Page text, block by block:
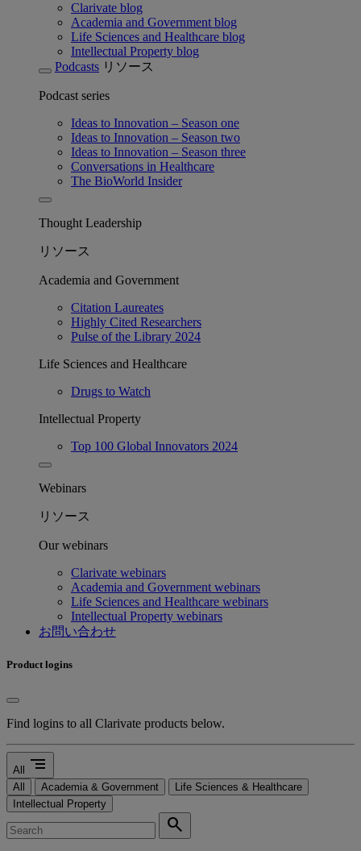
Clarivate blog
Academia and Government blog
Life Sciences and Healthcare blog
Intellectual Property blog
Podcasts リソース
Podcast series
Ideas to Innovation – Season one
Ideas to Innovation – Season two
Ideas to Innovation – Season three
Conversations in Healthcare
The BioWorld Insider
Thought Leadership
リソース
Academia and Government
Citation Laureates
Highly Cited Researchers
Pulse of the Library 2024
Life Sciences and Healthcare
Drugs to Watch
Intellectual Property
Top 100 Global Innovators 2024
Webinars
リソース
Our webinars
Clarivate webinars
Academia and Government webinars
Life Sciences and Healthcare webinars
Intellectual Property webinars
お問い合わせ
Product logins
Find logins to all Clarivate products below.
All segment
All Academia & Government
Life Sciences & Healthcare
Intellectual Property
search